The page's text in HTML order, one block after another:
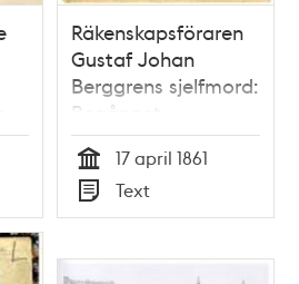
Räkenskapsföraren
Gustaf Johan
Berggrens sjelfmord:
Begånget
Onsdagen d. 17 April
kl. 3/4 till 9 e. m. i
huset N:o 2 vid
Köpmantorget, 2
kort lefnadsteckning
Tid
17 april 1861
Typ
Text